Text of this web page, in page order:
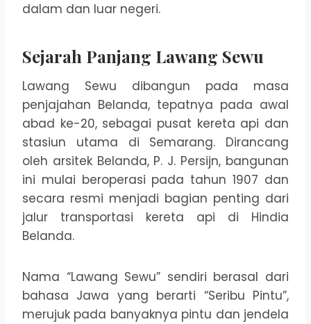
dalam dan luar negeri.
Sejarah Panjang Lawang Sewu
Lawang Sewu dibangun pada masa
penjajahan Belanda, tepatnya pada awal
abad ke-20, sebagai pusat kereta api dan
stasiun utama di Semarang. Dirancang
oleh arsitek Belanda, P. J. Persijn, bangunan
ini mulai beroperasi pada tahun 1907 dan
secara resmi menjadi bagian penting dari
jalur transportasi kereta api di Hindia
Belanda.
Nama “Lawang Sewu” sendiri berasal dari
bahasa Jawa yang berarti “Seribu Pintu”,
merujuk pada banyaknya pintu dan jendela